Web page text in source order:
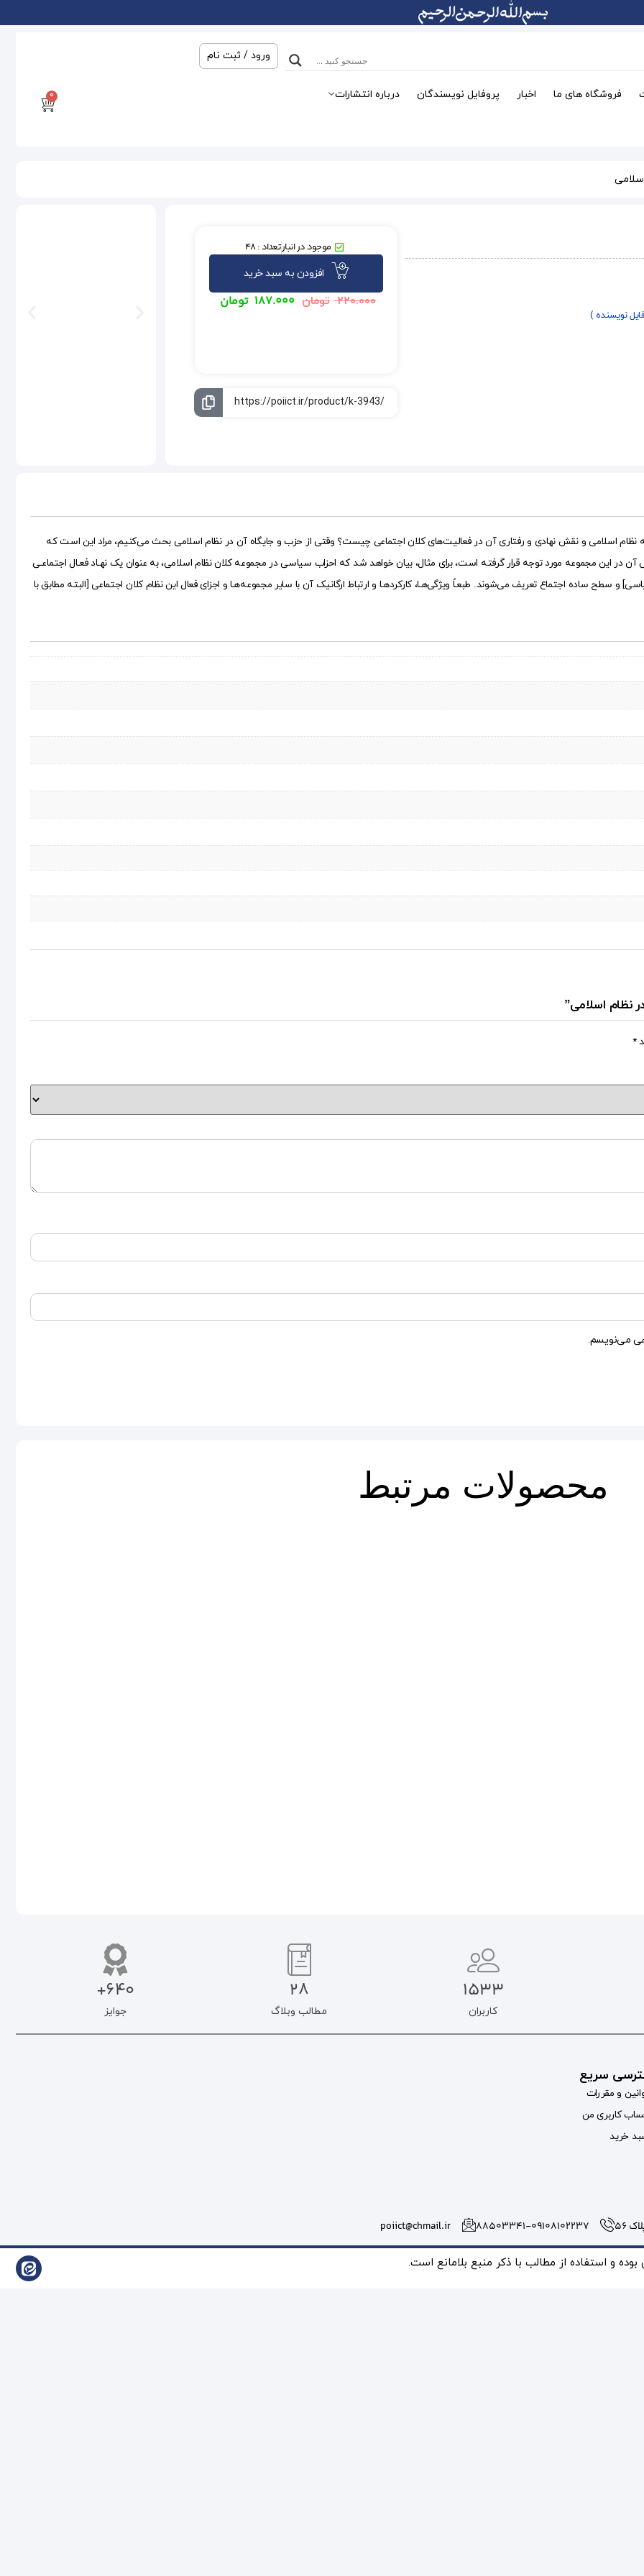
ورود / ثبت نام
فروشگاه های ما اخبار پروفایل نویسندگان درباره انتشارات 0
نویسنده )
موجود در انبارتعداد : 48
افزودن به سبد خرید
۲۲۰.۰۰۰ تومان ۱۸۷.۰۰۰ تومان
نظام اسلامی و نقش نهادی و رفتاری آن در فعالیت‌های کلان اجتماعی چیست؟ وقتی از حزب و جایگاه آن در نظام اسلامی بحث می‌کنیم، مراد این است که
در این مجموعه مورد توجه قرار گرفته است، برای مثال، بیان خواهد شد که احزاب سیاسی در مجموعه کلان نظام اسلامی، به عنوان یک نهـاد فعـال اجتماعـی
سطح ساده اجتماع تعریف می‌شوند. طبعـاً ویژگی‌هـا، کارکردهـا و ارتباط ارگانیک آن با سایر مجموعه‌هـا و اجزای فعال این نظام کلان اجتماعی [البته مطابق با
نظام اسلامی”
*
می‌نویسم.
محصولات مرتبط
1533
کاربران
28
مطالب وبلاگ
640+
جوایز
سریع
و مقررات
کاربری من
خرید
56 ۸۸۵۰۳۳۴۱-09108102237 poiict@chmail.ir
و استفاده از مطالب با ذکر منبع بلامانع است.